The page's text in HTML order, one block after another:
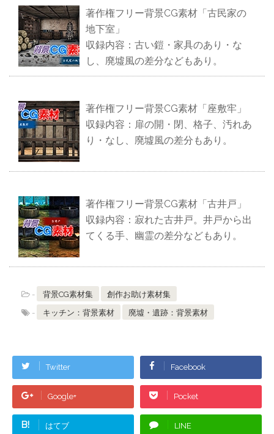
著作権フリー背景CG素材「古民家の
地下室」
収録内容：古い鎧・家具のあり・な
し、廃墟風の差分などもあり。
著作権フリー背景CG素材「座敷牢」
収録内容：扉の開・閉、格子、汚れあ
り・なし、廃墟風の差分もあり。
著作権フリー背景CG素材「古井戸」
収録内容：寂れた古井戸。井戸から出
てくる手、幽霊の差分などもあり。
- 背景CG素材集
創作お助け素材集
-
キッチン：背景素材 廃墟・遺跡：背景素材
Twitter Facebook
Google+ Pocket
B! はてブ LINE